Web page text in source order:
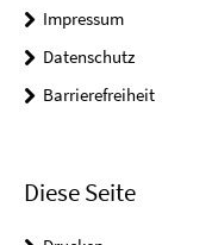
Impressum
Datenschutz
Barrierefreiheit
Diese Seite